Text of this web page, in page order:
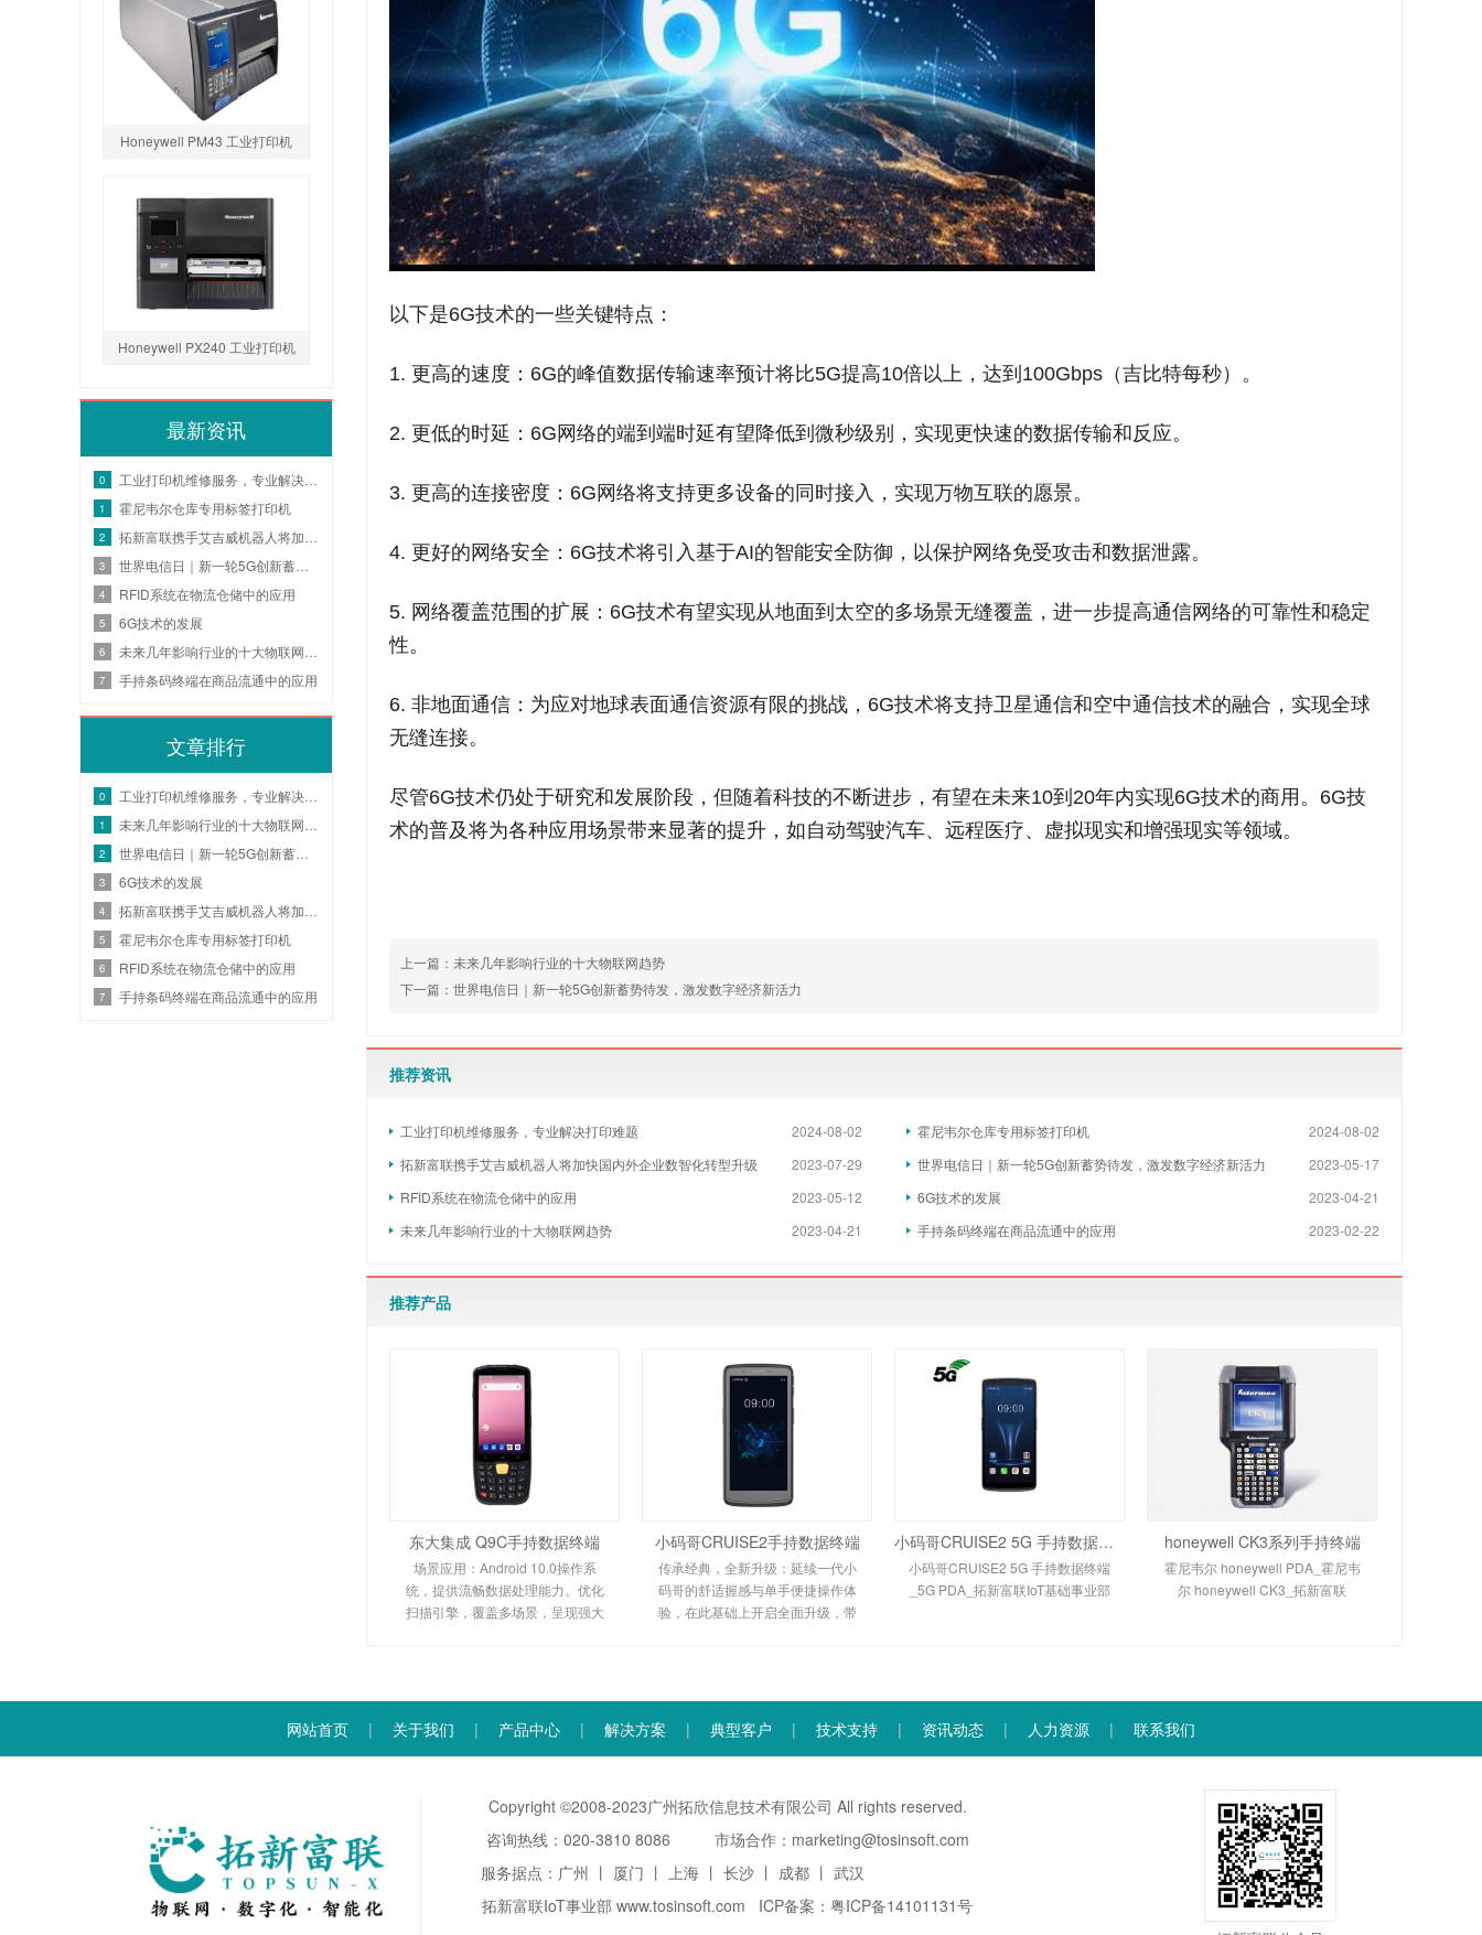
以下是6G技术的一些关键特点：
1. 更高的速度：6G的峰值数据传输速率预计将比5G提高10倍以上，达到100Gbps（吉比特每秒）。
2. 更低的时延：6G网络的端到端时延有望降低到微秒级别，实现更快速的数据传输和反应。
3. 更高的连接密度：6G网络将支持更多设备的同时接入，实现万物互联的愿景。
4. 更好的网络安全：6G技术将引入基于AI的智能安全防御，以保护网络免受攻击和数据泄露。
5. 网络覆盖范围的扩展：6G技术有望实现从地面到太空的多场景无缝覆盖，进一步提高通信网络的可靠性和稳定
性。
6. 非地面通信：为应对地球表面通信资源有限的挑战，6G技术将支持卫星通信和空中通信技术的融合，实现全球
无缝连接。
尽管6G技术仍处于研究和发展阶段，但随着科技的不断进步，有望在未来10到20年内实现6G技术的商用。6G技
术的普及将为各种应用场景带来显著的提升，如自动驾驶汽车、远程医疗、虚拟现实和增强现实等领域。
上一篇：未来几年影响行业的十大物联网趋势
下一篇：世界电信日｜新一轮5G创新蓄势待发，激发数字经济新活力
推荐资讯
2024-08-02
工业打印机维修服务，专业解决打印难题 2024-08-02
霍尼韦尔仓库专用标签打印机
2023-07-29
拓新富联携手艾吉威机器人将加快国内外企业数智化转型升级 2023-05-17
世界电信日｜新一轮5G创新蓄势待发，激发数字经济新活力
2023-05-12
RFID系统在物流仓储中的应用 2023-04-21
6G技术的发展
2023-04-21
未来几年影响行业的十大物联网趋势 2023-02-22
手持条码终端在商品流通中的应用
推荐产品
东大集成 Q9C手持数据终端
场景应用：Android 10.0操作系
统，提供流畅数据处理能力。优化
扫描引擎，覆盖多场景，呈现强大
升15%。
小码哥CRUISE2手持数据终端
传承经典，全新升级：延续一代小
码哥的舒适握感与单手便捷操作体
验，在此基础上开启全面升级，带
器，运行性能
小码哥CRUISE2 5G 手持数据终端
小码哥CRUISE2 5G 手持数据终端
_5G PDA_拓新富联IoT基础事业部
honeywell CK3系列手持终端
霍尼韦尔 honeywell PDA_霍尼韦
尔 honeywell CK3_拓新富联
Honeywell PM43 工业打印机
Honeywell PX240 工业打印机
最新资讯
0
1 霍尼韦尔仓库专用标签打印机
2
3
4 RFID系统在物流仓储中的应用
5 6G技术的发展
6
7 手持条码终端在商品流通中的应用
文章排行
0
1
2
3 6G技术的发展
4
5 霍尼韦尔仓库专用标签打印机
6 RFID系统在物流仓储中的应用
7 手持条码终端在商品流通中的应用
网站首页 | 关于我们 | 产品中心 | 解决方案 | 典型客户 | 技术支持 | 资讯动态 | 人力资源 | 联系我们
Copyright ©2008-2023广州拓欣信息技术有限公司 All rights reserved.
咨询热线：020-3810 8086 市场合作：marketing@tosinsoft.com
服务据点：广州 丨 厦门 丨 上海 丨 长沙 丨 成都 丨 武汉
拓新富联IoT事业部 www.tosinsoft.com ICP备案： 粤ICP备14101131号